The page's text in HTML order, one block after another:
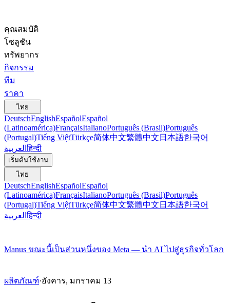
คุณสมบัติ
โซลูชัน
ทรัพยากร
กิจกรรม
ทีม
ราคา
ไทย
DeutschEnglishEspañolEspañol
(Latinoamérica)FrançaisItalianoPortuguês (Brasil)Português
(Portugal)Tiếng ViệtTürkçe简体中文繁體中文 日本語한국어
العربيةहिन्दी
เริ่มต้นใช้งาน
ไทย
DeutschEnglishEspañolEspañol
(Latinoamérica)FrançaisItalianoPortuguês (Brasil)Português
(Portugal)Tiếng ViệtTürkçe简体中文繁體中文 日本語한국어
العربيةहिन्दी
Manus ขณะนี้เป็นส่วนหนึ่งของ Meta — นำ AI ไปสู่ธุรกิจทั่วโลก
ผลิตภัณฑ์·อังคาร, มกราคม 13